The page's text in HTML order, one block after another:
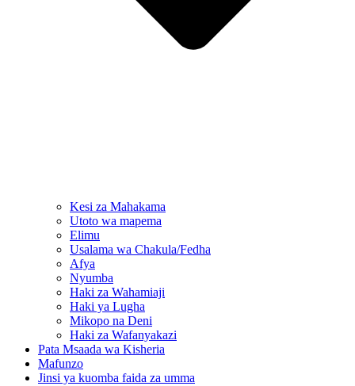
Kesi za Mahakama
Utoto wa mapema
Elimu
Usalama wa Chakula/Fedha
Afya
Nyumba
Haki za Wahamiaji
Haki ya Lugha
Mikopo na Deni
Haki za Wafanyakazi
Pata Msaada wa Kisheria
Mafunzo
Jinsi ya kuomba faida za umma